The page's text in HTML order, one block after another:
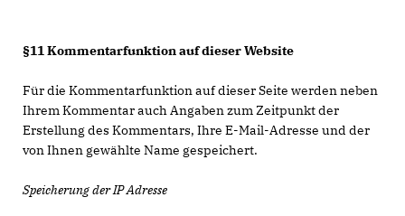
§11 Kommentarfunktion auf dieser Website
Für die Kommentarfunktion auf dieser Seite werden neben
Ihrem Kommentar auch Angaben zum Zeitpunkt der
Erstellung des Kommentars, Ihre E-Mail-Adresse und der
von Ihnen gewählte Name gespeichert.
Speicherung der IP Adresse